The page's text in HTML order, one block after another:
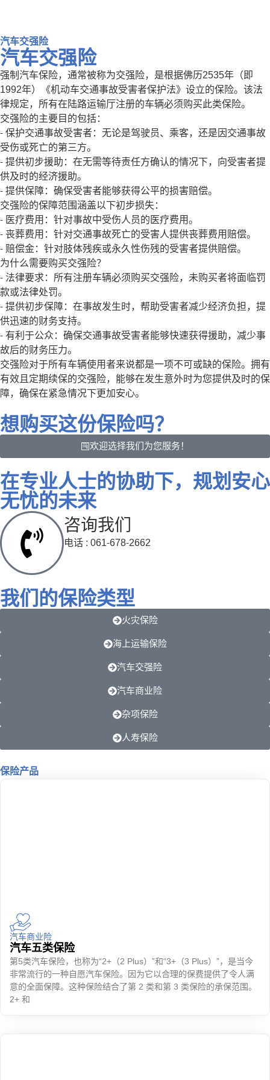
汽车交强险
汽车交强险
强制汽车保险，通常被称为交强险，是根据佛历2535年（即
1992年）《机动车交通事故受害者保护法》设立的保险。该法
律规定，所有在陆路运输厅注册的车辆必须购买此类保险。
交强险的主要目的包括：
- 保护交通事故受害者：无论是驾驶员、乘客，还是因交通事故
受伤或死亡的第三方。
- 提供初步援助：在无需等待责任方确认的情况下，向受害者提
供及时的经济援助。
- 提供保障：确保受害者能够获得公平的损害赔偿。
交强险的保障范围涵盖以下初步损失：
- 医疗费用：针对事故中受伤人员的医疗费用。
- 丧葬费用：针对交通事故死亡的受害人提供丧葬费用赔偿。
- 赔偿金：针对肢体残疾或永久性伤残的受害者提供赔偿。
为什么需要购买交强险？
- 法律要求：所有注册车辆必须购买交强险，未购买者将面临罚
款或法律处罚。
- 提供初步保障：在事故发生时，帮助受害者减少经济负担，提
供迅速的财务支持。
- 有利于公众：确保交通事故受害者能够快速获得援助，减少事
故后的财务压力。
交强险对于所有车辆使用者来说都是一项不可或缺的保险。拥有
有效且定期续保的交强险，能够在发生意外时为您提供及时的保
障，确保在紧急情况下更加安心。
想购买这份保险吗？
欢迎选择我们为您服务！
在专业人士的协助下，规划安心
无忧的未来
咨询我们
电话 : 061-678-2662
我们的保险类型
火灾保险
海上运输保险
汽车交强险
汽车商业险
杂项保险
人寿保险
保险产品
汽车商业险
汽车五类保险
第5类汽车保险，也称为“2+（2 Plus）”和“3+（3 Plus）”，是当今
非常流行的一种自愿汽车保险。因为它以合理的保费提供了令人满
意的全面保障。这种保险结合了第 2 类和第 3 类保险的承保范围。
2+ 和